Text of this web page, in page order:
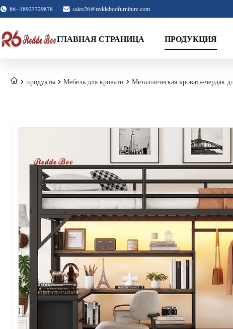
86--18923729878 sales26@reddeboofurniture.com
ГЛАВНАЯ СТРАНИЦА ПРОДУКЦИЯ
продукты Мебель для кровати Металлическая кровать-